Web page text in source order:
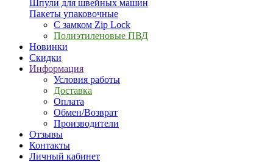
Шпули для швейных машин
Пакеты упаковочные
С замком Zip Lock
Полиэтиленовые ПВД
Новинки
Скидки
Информация
Условия работы
Доставка
Оплата
Обмен/Возврат
Производители
Отзывы
Контакты
Личный кабинет